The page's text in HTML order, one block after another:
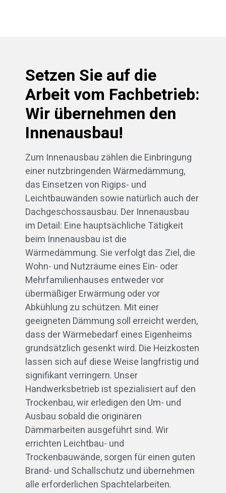
Setzen Sie auf die
Arbeit vom Fachbetrieb:
Wir übernehmen den
Innenausbau!
Zum Innenausbau zählen die Einbringung
einer nutzbringenden Wärmedämmung,
das Einsetzen von Rigips- und
Leichtbauwänden sowie natürlich auch der
Dachgeschossausbau. Der Innenausbau
im Detail: Eine hauptsächliche Tätigkeit
beim Innenausbau ist die
Wärmedämmung. Sie verfolgt das Ziel, die
Wohn- und Nutzräume eines Ein- oder
Mehrfamilienhauses entweder vor
übermäßiger Erwärmung oder vor
Abkühlung zu schützen. Mit einer
geeigneten Dämmung soll erreicht werden,
dass der Wärmebedarf eines Eigenheims
grundsätzlich gesenkt wird. Die Heizkosten
lassen sich auf diese Weise langfristig und
signifikant verringern. Unser
Handwerksbetrieb ist spezialisiert auf den
Trockenbau, wir erledigen den Um- und
Ausbau sobald die originären
Dämmarbeiten ausgeführt sind. Wir
errichten Leichtbau- und
Trockenbauwände, sorgen für einen guten
Brand- und Schallschutz und übernehmen
alle erforderlichen Spachtelarbeiten.